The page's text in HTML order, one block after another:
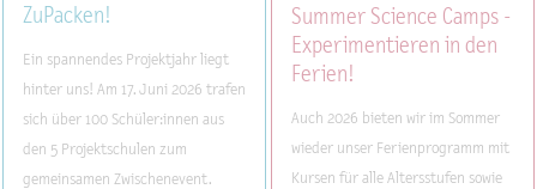
ZuPacken!
Ein spannendes Projektjahr liegt
hinter uns! Am 17. Juni 2026 trafen
sich über 100 Schüler:innen aus
den 5 Projektschulen zum
gemeinsamen Zwischenevent.
Summer Science Camps -
Experimentieren in den
Ferien!
Auch 2026 bieten wir im Sommer
wieder unser Ferienprogramm mit
Kursen für alle Altersstufen sowie